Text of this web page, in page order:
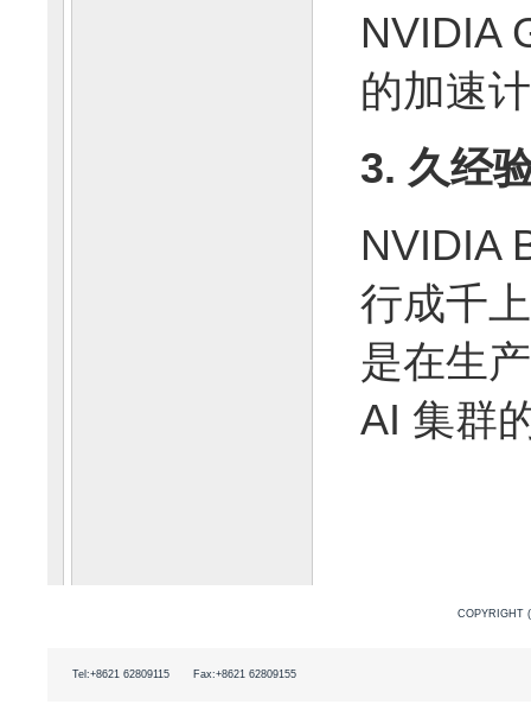
NVIDIA
的加速
3. 久经
NVIDIA
行成千
是在生
AI 集群
COPYRIGHT
Tel:+8621 62809115 Fax:+8621 62809155